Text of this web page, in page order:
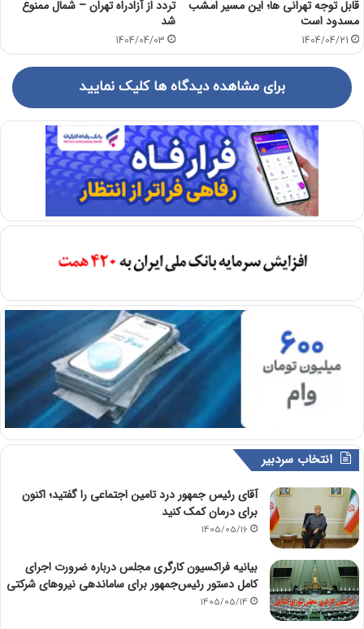
قابل توجه تهرانی ها؛ این مسیر امشب
مسدود است
1404/04/21
تردد از آزادراه تهران – شمال ممنوع
شد
1404/04/03
برای مشاهده دیدگاه ها کلیک نمایید
انتخاب سردبیر
آقای رئیس جمهور درد تامین اجتماعی را گفتید؛ اکنون
برای درمان کمک کنید
1405/05/16
بیانیه فراکسیون کارگری مجلس درباره ضرورت اجرای
کامل دستور رئیس‌جمهور برای ساماندهی نیروهای شرکتی
1405/05/14